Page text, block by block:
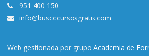
951 400 150
info@buscocursosgratis.com
Web gestionada por grupo Academia de